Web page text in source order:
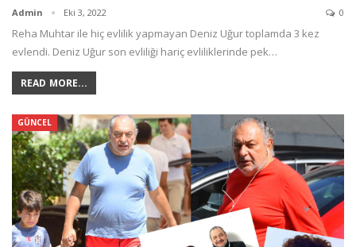
Admin Eki 3, 2022 0
Reha Muhtar ile hiç evlilik yapmayan Deniz Uğur toplamda 3 kez
evlendi. Deniz Uğur son evliliği hariç evliliklerinde pek…
READ MORE...
GÜNCEL